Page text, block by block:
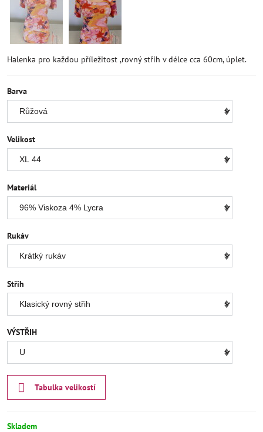
Halenka pro každou příležitost ,rovný střih v délce cca 60cm, úplet.
Barva
Velikost
Materiál
Rukáv
Střih
VÝSTŘIH
Tabulka velikostí
Skladem